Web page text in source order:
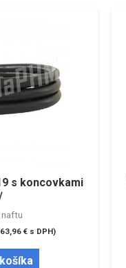
s koncovkami
naftu
63,96 € s DPH)